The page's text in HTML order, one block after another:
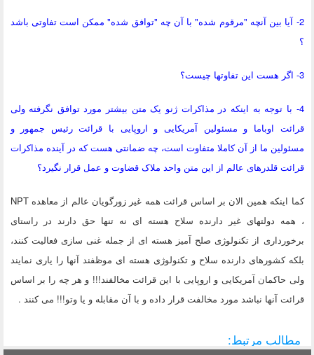
2- آیا بین آنچه "مرقوم شده" با آن چه "توافق شده" ممکن است تفاوتی باشد
؟
3- اگر هست این تفاوتها چیست؟
4- با توجه به اینکه در مذاکرات ژنو یک متن بیشتر مورد توافق نگرفته ولی
قرائت اوباما و مسئولین آمریکایی و اروپایی با قرائت رئیس جمهور و
مسئولین ما از آن کاملا متفاوت است، چه ضمانتی هست که در آینده مذاکرات
قرائت قلدرهای عالم از این متن واحد ملاک قضاوت و عمل قرار نگیرد؟
کما اینکه همین الان بر اساس قرائت همه غیر زورگویان عالم از معاهده NPT
، همه دولتهای غیر دارنده سلاح هسته ای نه تنها حق دارند در راستای
برخورداری از تکنولوژی صلح آمیز هسته ای از جمله غنی سازی فعالیت کنند،
بلکه کشورهای دارنده سلاح و تکنولوژی هسته ای موظفند آنها را یاری نمایند
ولی حاکمان آمریکایی و اروپایی با این قرائت مخالفند!!! و هر چه را بر اساس
قرائت آنها نباشد مورد مخالفت قرار داده و با آن مقابله و یا وتو!!! می کنند .
مطالب مرتبط: